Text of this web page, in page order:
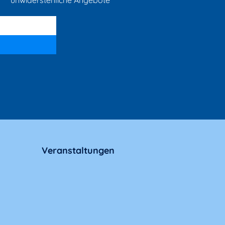
Veranstaltungen